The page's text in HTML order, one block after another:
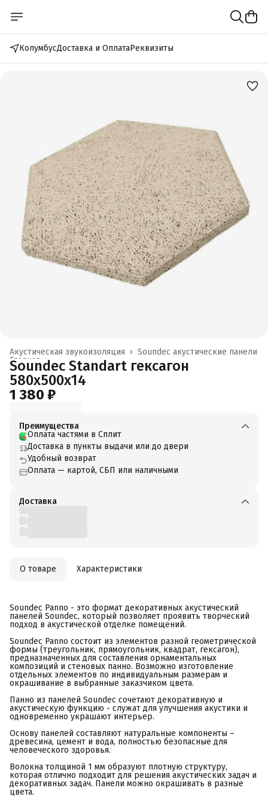
КолумбусДоставка и ОплатаРеквизиты
Soundec акустические панели
Акустическая звукоизоляция ›
Главная ›
Soundec Standart гексагон
580x500x14
1 380 ₽
Преимущества
Оплата частями в Сплит
Доставка в пункты выдачи или до двери
Удобный возврат
Оплата — картой, СБП или наличными
Доставка
О товаре Характеристики
Soundec Panno - это формат декоративных акустический
панелей Soundec, который позволяет проявить творческий
подход в акустической отделке помещений.
Soundec Panno состоит из элементов разной геометрической
формы (треугольник, прямоугольник, квадрат, гексагон),
предназначенных для составления орнаментальных
композиций и стеновых панно. Возможно изготовление
отдельных элементов по индивидуальным размерам и
окрашивание в выбранные заказчиком цвета.
Панно из панелей Soundec сочетают декоративную и
акустическую функцию - служат для улучшения акустики и
одновременно украшают интерьер.
Основу панелей составляют натуральные компоненты –
древесина, цемент и вода, полностью безопасные для
человеческого здоровья.
Волокна толщиной 1 мм образуют плотную структуру,
которая отлично подходит для решения акустических задач и
декоративных задач. Панели можно окрашивать в разные
цвета.